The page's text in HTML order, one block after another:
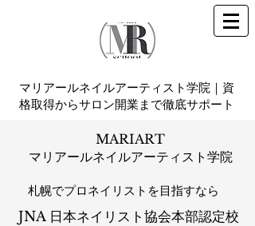
マリアールネイルアーティスト学院｜資
格取得からサロン開業まで徹底サポート
MARIART
マリアールネイルアーティスト学院
札幌​でプロネイリストを目指すなら
JNA 日本ネイリスト協会本部認定校